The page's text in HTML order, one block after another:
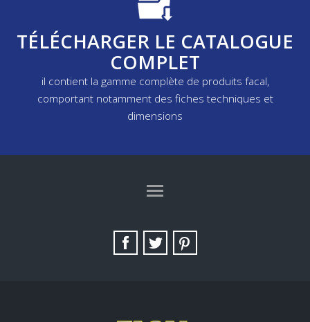
TÉLÉCHARGER LE CATALOGUE
COMPLET
il contient la gamme complète de produits facal,
comportant notamment des fiches techniques et
dimensions
SITE MAP